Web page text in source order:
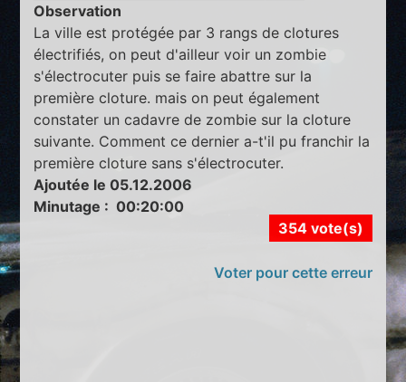
Observation
La ville est protégée par 3 rangs de clotures
électrifiés, on peut d'ailleur voir un zombie
s'électrocuter puis se faire abattre sur la
première cloture. mais on peut également
constater un cadavre de zombie sur la cloture
suivante. Comment ce dernier a-t'il pu franchir la
première cloture sans s'électrocuter.
Ajoutée le 05.12.2006
Minutage : 00:20:00
354 vote(s)
Voter pour cette erreur